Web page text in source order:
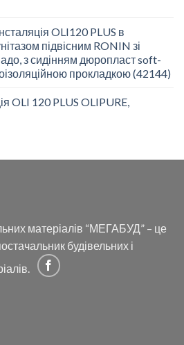
OLI120 PLUS в
підвісним RONIN зі
з сидінням дюропласт soft-
прокладкою (42144)
OLI 120 PLUS OLIPURE,
матеріалів “МЕГАБУД” – це
будівельних і